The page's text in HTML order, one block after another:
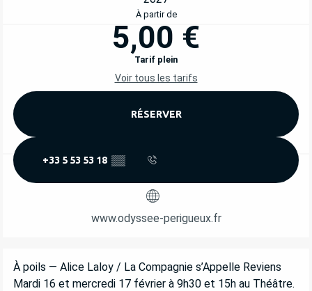
À partir de
5,00 €
Tarif plein
Voir tous les tarifs
RÉSERVER
+33 5 53 53 18 ▒▒
www.odyssee-perigueux.fr
DESCRIPTION
À poils — Alice Laloy / La Compagnie s’Appelle Reviens
Mardi 16 et mercredi 17 février à 9h30 et 15h au Théâtre.